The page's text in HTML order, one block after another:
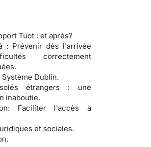
Tuot : et après?
: Prévenir dès l'arrivée
correctement
Système Dublin.
étrangers : une
inaboutie.
Faciliter l'accès à
et sociales.